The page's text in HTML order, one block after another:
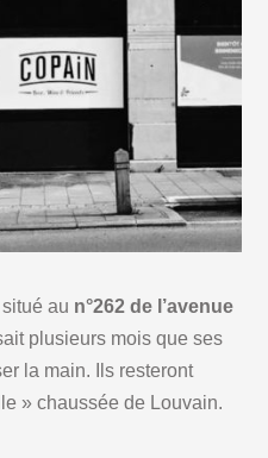
situé au n°262 de l’avenue
plusieurs mois que ses
la main. Ils resteront
» chaussée de Louvain.